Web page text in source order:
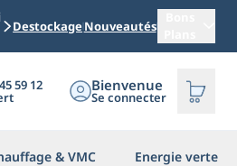
DestockageNouveautés
59 12 Bienvenue
Se connecter
& VMC Energie verte